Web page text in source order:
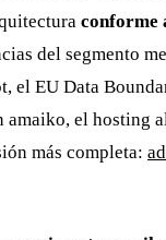
conforme
del segmento
el EU Data
el hosting
más completa: